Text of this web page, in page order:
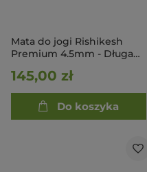
Mata do jogi Rishikesh
Premium 4.5mm - Długa
145,00 zł
Do koszyka